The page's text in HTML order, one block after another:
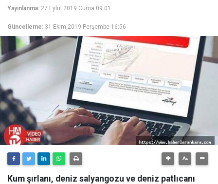
Yayınlanma: 27 Eylül 2019 Cuma 09:01
Güncelleme: 31 Ekim 2019 Perşembe 16:56
Kum şırlanı, deniz salyangozu ve deniz patlıcanı